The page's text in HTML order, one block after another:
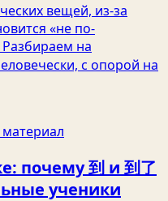
вещей, из‑за
«не по-
на
с опорой на
почему 到 и 到了
ученики